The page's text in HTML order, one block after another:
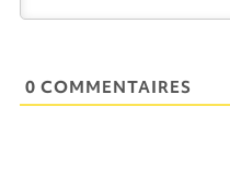
0 COMMENTAIRES